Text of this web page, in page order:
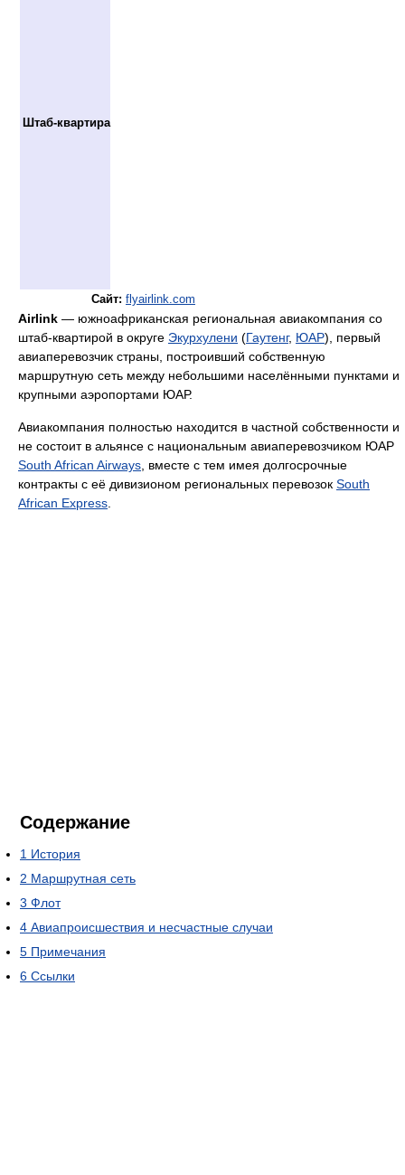
Штаб-квартира
Сайт: flyairlink.com
Airlink — южноафриканская региональная авиакомпания со
штаб-квартирой в округе Экурхулени (Гаутенг, ЮАР), первый
авиаперевозчик страны, построивший собственную
маршрутную сеть между небольшими населёнными пунктами и
крупными аэропортами ЮАР.
Авиакомпания полностью находится в частной собственности и
не состоит в альянсе с национальным авиаперевозчиком ЮАР
South African Airways , вместе с тем имея долгосрочные
контракты с её дивизионом региональных перевозок South
African Express
Содержание
1 История
2 Маршрутная сеть
3 Флот
4 Авиапроисшествия и несчастные случаи
5 Примечания
6 Ссылки